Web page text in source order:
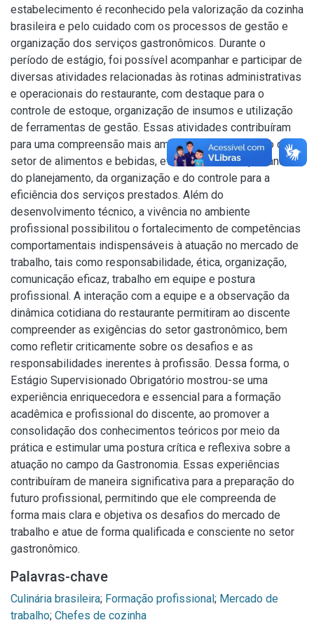
estabelecimento é reconhecido pela valorização da cozinha
brasileira e pelo cuidado com os processos de gestão e
organização dos serviços gastronômicos. Durante o
período de estágio, foi possível acompanhar e participar de
diversas atividades relacionadas às rotinas administrativas
e operacionais do restaurante, com destaque para o
controle de estoque, organização de insumos e utilização
de ferramentas de gestão. Essas atividades contribuíram
para uma compreensão mais ampla do funcionamento do
setor de alimentos e bebidas, evidenciando a importância
do planejamento, da organização e do controle para a
eficiência dos serviços prestados. Além do
desenvolvimento técnico, a vivência no ambiente
profissional possibilitou o fortalecimento de competências
comportamentais indispensáveis à atuação no mercado de
trabalho, tais como responsabilidade, ética, organização,
comunicação eficaz, trabalho em equipe e postura
profissional. A interação com a equipe e a observação da
dinâmica cotidiana do restaurante permitiram ao discente
compreender as exigências do setor gastronômico, bem
como refletir criticamente sobre os desafios e as
responsabilidades inerentes à profissão. Dessa forma, o
Estágio Supervisionado Obrigatório mostrou-se uma
experiência enriquecedora e essencial para a formação
acadêmica e profissional do discente, ao promover a
consolidação dos conhecimentos teóricos por meio da
prática e estimular uma postura crítica e reflexiva sobre a
atuação no campo da Gastronomia. Essas experiências
contribuíram de maneira significativa para a preparação do
futuro profissional, permitindo que ele compreenda de
forma mais clara e objetiva os desafios do mercado de
trabalho e atue de forma qualificada e consciente no setor
gastronômico.
Palavras-chave
Culinária brasileira; Formação profissional; Mercado de
trabalho; Chefes de cozinha